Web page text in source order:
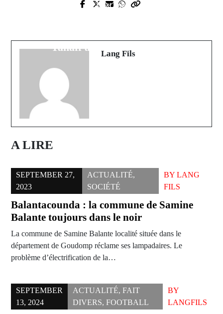
Prev Post
Next Post
Tanaff a tiré sa révérence
Lang Fils
A LIRE
SEPTEMBER 27,
2023
ACTUALITÉ,
SOCIÉTÉ
BY LANG
FILS
Balantacounda : la commune de Samine
Balante toujours dans le noir
La commune de Samine Balante localité située dans le
département de Goudomp réclame ses lampadaires. Le
problème d’électrification de la…
SEPTEMBER
13, 2024
ACTUALITÉ, FAIT
DIVERS, FOOTBALL
BY
LANGFILS